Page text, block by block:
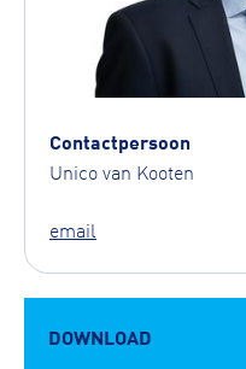
Contactpersoon
Unico van Kooten
email
DOWNLOAD